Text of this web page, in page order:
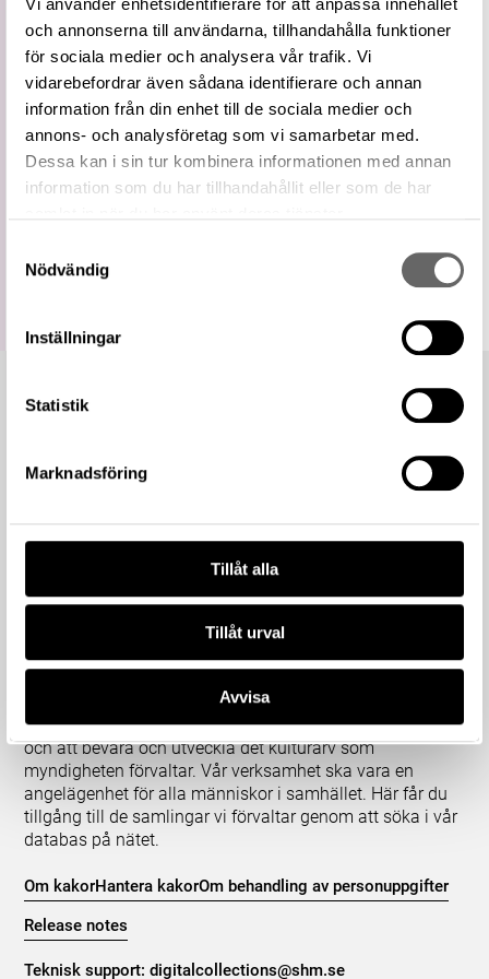
Vi använder enhetsidentifierare för att anpassa innehållet
och annonserna till användarna, tillhandahålla funktioner
för sociala medier och analysera vår trafik. Vi
vidarebefordrar även sådana identifierare och annan
information från din enhet till de sociala medier och
annons- och analysföretag som vi samarbetar med.
Dessa kan i sin tur kombinera informationen med annan
information som du har tillhandahållit eller som de har
Nödvändig
Inställningar
Statistik
Marknadsföring
Tillåt alla
Tillåt urval
Avvisa
Vidare
term
Föremålsdel
Relaterade
föremål
Visa 88 relaterade föremål
URI
https://samlingar.shm.se/term/ED4B2896-
F9F1-4872-B5AB-9A105F635C3E
Kopiera URI
Mer information om licenser hos Statens historiska museer.
Om våra samlingar
Statens historiska museer (SHM) har till uppgift att
främja kunskapen om och intresset för Sveriges historia
och att bevara och utveckla det kulturarv som
myndigheten förvaltar. Vår verksamhet ska vara en
angelägenhet för alla människor i samhället. Här får du
tillgång till de samlingar vi förvaltar genom att söka i vår
databas på nätet.
Om kakorHantera kakorOm behandling av personuppgifter
Release notes
Teknisk support:digitalcollections@shm.se